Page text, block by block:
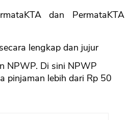
dan PermataKTA
lengkap dan jujur
NPWP. Di sini NPWP
pinjaman lebih dari Rp 50